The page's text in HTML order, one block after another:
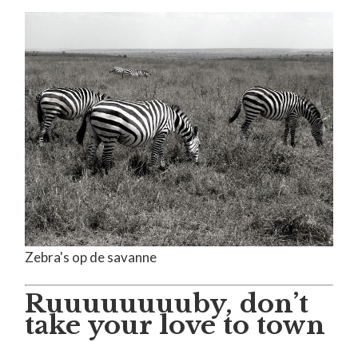
Zebra's op de savanne
Ruuuuuuuuby, don’t
take your love to town